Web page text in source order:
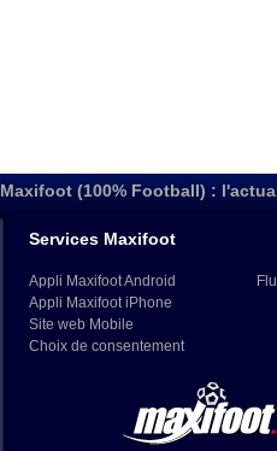
Maxifoot (100% Football) :
Services Maxifoot
Appli Maxifoot Android
Appli Maxifoot iPhone
Site web Mobile
Choix de consentement